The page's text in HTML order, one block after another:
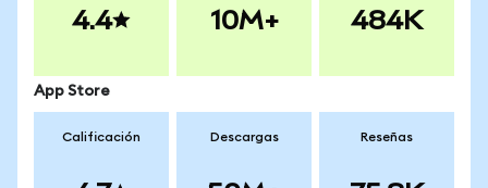
4.4 10M+ 484K
App Store
Calificación Descargas Reseñas